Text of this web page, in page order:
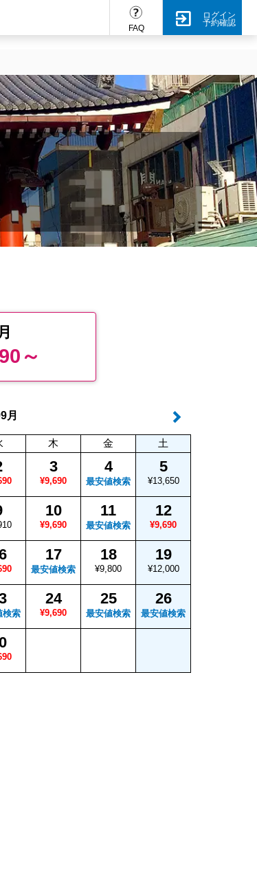
FAQ
ログイン
予約確認
～
月
木 金 土
3
¥9,690
4
最安値検索
5
¥13,650
10
¥9,690
11
最安値検索
12
¥9,690
17
最安値検索
18
¥9,800
19
¥12,000
検索
24
¥9,690
25
最安値検索
26
最安値検索